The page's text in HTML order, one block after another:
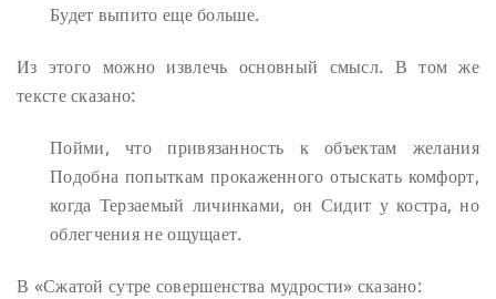
Будет выпито еще больше.
Из этого можно извлечь основный смысл. В том же
тексте сказано:
Пойми, что привязанность к объектам желания
Подобна попыткам прокаженного отыскать комфорт,
когда Терзаемый личинками, он Сидит у костра, но
облегчения не ощущает.
В «Сжатой сутре совершенства мудрости» сказано: